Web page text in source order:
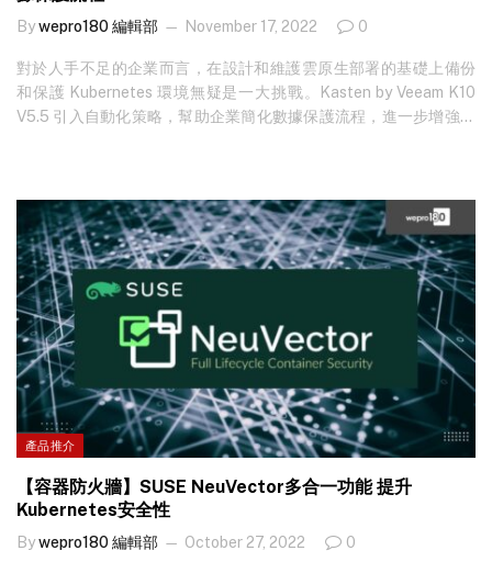
Bywepro180 編輯部 November 17, 2022 0
對於人手不足的企業而言，在設計和維護雲原生部署的基礎上備份
和保護 Kubernetes 環境無疑是一大挑戰。Kasten by Veeam K10
V5.5 引入自動化策略，幫助企業簡化數據保護流程，進一步增強企
產品推介
【容器防火牆】SUSE NeuVector多合一功能 提升
Kubernetes安全性
Bywepro180 編輯部 October 27, 2022 0